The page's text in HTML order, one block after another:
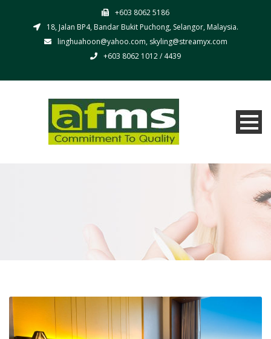
+603 8062 5186
18, Jalan BP4, Bandar Bukit Puchong, Selangor, Malaysia.
linghuahoon@yahoo.com, skyling@streamyx.com
+603 8062 1012 / 4439